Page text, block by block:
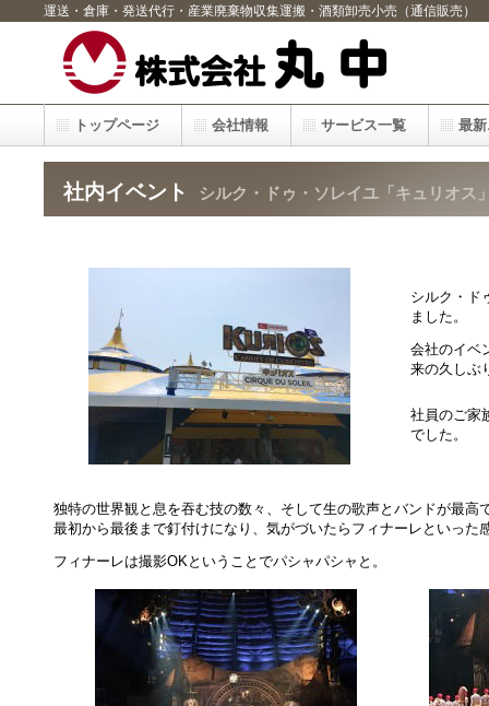
運送・倉庫・発送代行・産業廃棄物収集運搬・酒類卸売小売（通信販売）
社内イベント シルク・ドゥ・ソレイユ「キュリオス
シルク・ド
ました。
会社のイベ
来の久しぶ
社員のご家
でした。
独特の世界観と息を吞む技の数々、そして生の歌声とバンドが最高
最初から最後まで釘付けになり、気がづいたらフィナーレといった
フィナーレは撮影OKということでパシャパシャと。
トップページ 会社情報 サービス一覧 最